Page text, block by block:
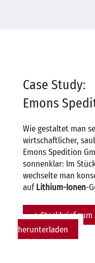
Case Study:
Emons
Wie gestaltet man
wirtschaftlicher,
Emons Spedition
sonnenklar: Im
wechselte man
aufLithium-Ionen-
Steckbrief
herunterladen